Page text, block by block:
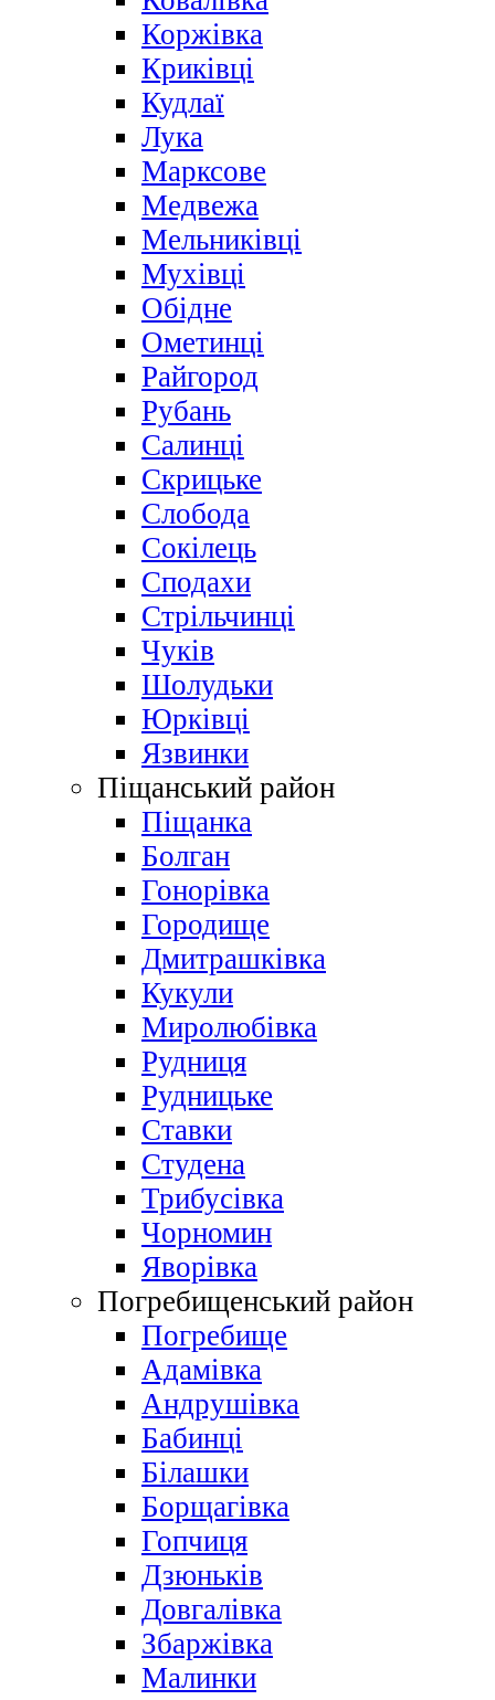
Коржівка
Криківці
Кудлаї
Лука
Марксове
Медвежа
Мельниківці
Мухівці
Обідне
Ометинці
Райгород
Рубань
Салинці
Скрицьке
Слобода
Сокілець
Сподахи
Стрільчинці
Чуків
Шолудьки
Юрківці
Язвинки
Піщанський район
Піщанка
Болган
Гонорівка
Городище
Дмитрашківка
Кукули
Миролюбівка
Рудниця
Рудницьке
Ставки
Студена
Трибусівка
Чорномин
Яворівка
Погребищенський район
Погребище
Адамівка
Андрушівка
Бабинці
Білашки
Борщагівка
Гопчиця
Дзюньків
Довгалівка
Збаржівка
Малинки